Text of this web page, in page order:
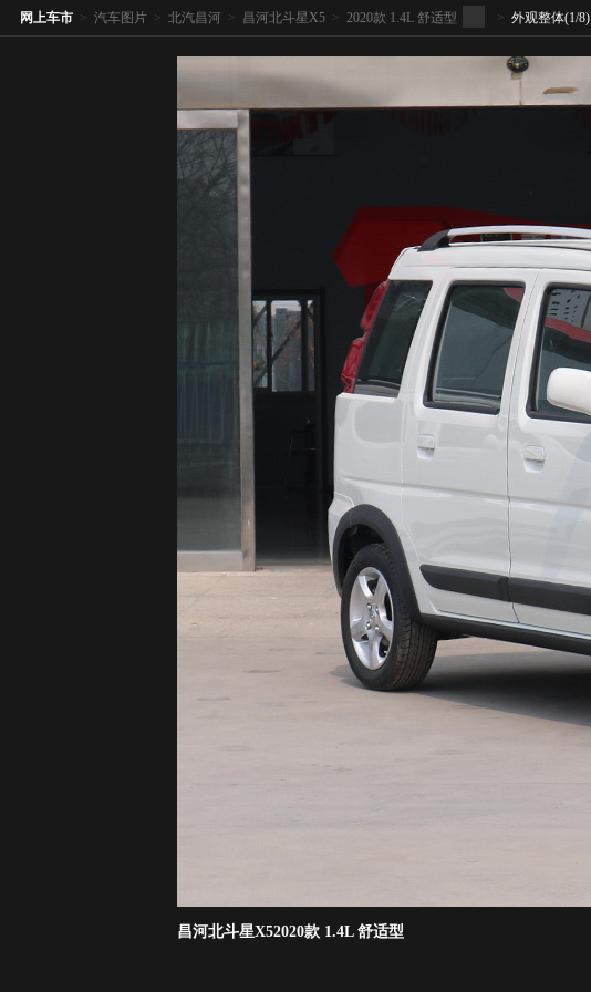
网上车市 > 汽车图片 > 北汽昌河 > 昌河北斗星X5 > 2020款 1.4L 舒适型 > 外观整体(1/8)
昌河北斗星X52020款 1.4L 舒适型